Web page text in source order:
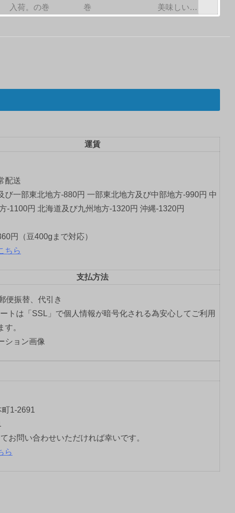
入荷。の巻
巻
美味しい…
運賃
配送
び一部東北地方-880円 一部東北地方及び中部地方-990円 中
-1100円 北海道及び九州地方-1320円 沖縄-1320円
円（豆400gまで対応）
ちら
支払方法
便振替、代引き
トは「SSL」で個人情報が暗号化される為安心してご利用
す。
1-2691
お問い合わせいただければ幸いです。
ら